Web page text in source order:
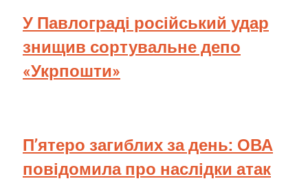
У Павлограді російський удар
знищив сортувальне депо
«Укрпошти»
П’ятеро загиблих за день: ОВА
повідомила про наслідки атак